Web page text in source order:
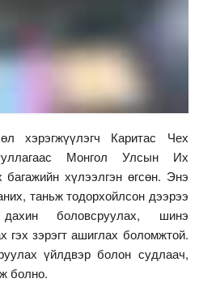
хэрэгжүүлэгч Каритас Чех
Монгол Улсын Их
хүлээлгэн өгсөн. Энэ
таньж тодорхойлсон дээрээ
боловсруулах, шинэ
гэх зэрэгт ашиглах боломжтой.
үйлдвэр болон судлаач,
болно.